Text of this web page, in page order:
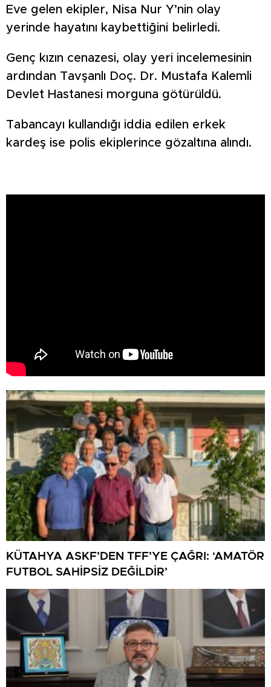
Eve gelen ekipler, Nisa Nur Y’nin olay
yerinde hayatını kaybettiğini belirledi.
Genç kızın cenazesi, olay yeri incelemesinin
ardından Tavşanlı Doç. Dr. Mustafa Kalemli
Devlet Hastanesi morguna götürüldü.
Tabancayı kullandığı iddia edilen erkek
kardeş ise polis ekiplerince gözaltına alındı.
KÜTAHYA ASKF’DEN TFF’YE ÇAĞRI: ‘AMATÖR
FUTBOL SAHİPSİZ DEĞİLDİR’